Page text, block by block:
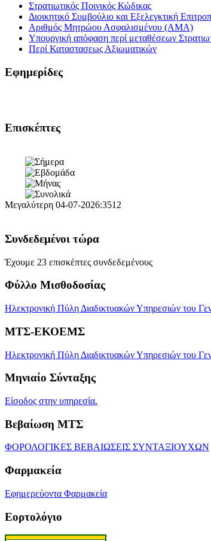
Στρατιωτικός Ποινικός Κώδικας
Διοικητικό Συμβούλιο και Εξελεγκτική
Αριθμός Μητρώου Ασφαλισμένου (ΑΜΑ)
Υπουργική απόφαση περί μεταθέσεων
Περί Καταστασεως Αξιωματικών
Εφημερίδες
Επισκέπτες
Μεγαλύτερη 04-07-2026:3512
Συνδεδεμένοι τώρα
Έχουμε 23 επισκέπτες συνδεδεμένους
Φύλλο Μισθοδοσίας
Ηλεκτρονική Πύλη Διαδικτυακών Υπηρεσιών του
ΜΤΣ-ΕΚΟΕΜΣ
Ηλεκτρονική Πύλη Διαδικτυακών Υπηρεσιών του
Μηνιαίο Σύνταξης
Είσοδος στην υπηρεσία.
Βεβαίωση ΜΤΣ
ΦΟΡΟΛΟΓΙΚΕΣ ΒΕΒΑΙΩΣΕΙΣ ΣΥΝΤΑΞΙΟΥΧΩΝ
Φαρμακεία
Εφημερεύοντα Φαρμακεία
Εορτολόγιο